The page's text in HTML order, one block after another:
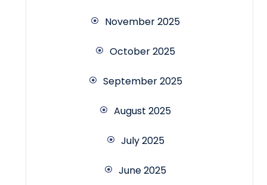
November 2025
October 2025
September 2025
August 2025
July 2025
June 2025